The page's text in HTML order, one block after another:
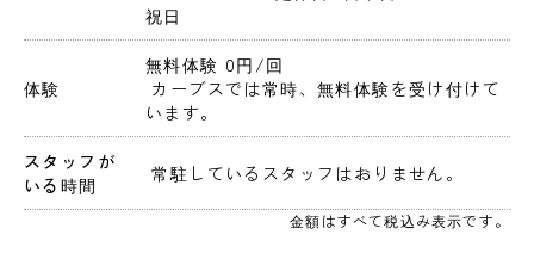
祝日
体験
無料体験 0円 /回
います。
スタッフが
いる時間
常駐しているスタッフはおりません。
金額はすべて税込み表示です。